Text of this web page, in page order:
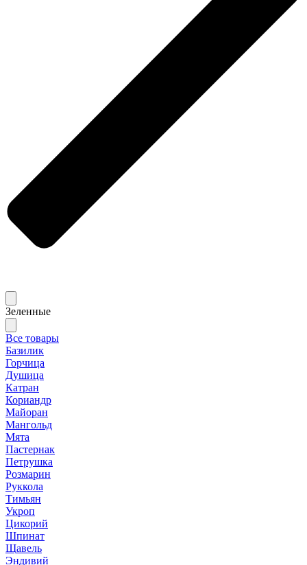
Зеленные
Все товары
Базилик
Горчица
Душица
Катран
Кориандр
Майоран
Мангольд
Мята
Пастернак
Петрушка
Розмарин
Руккола
Тимьян
Укроп
Цикорий
Шпинат
Щавель
Эндивий